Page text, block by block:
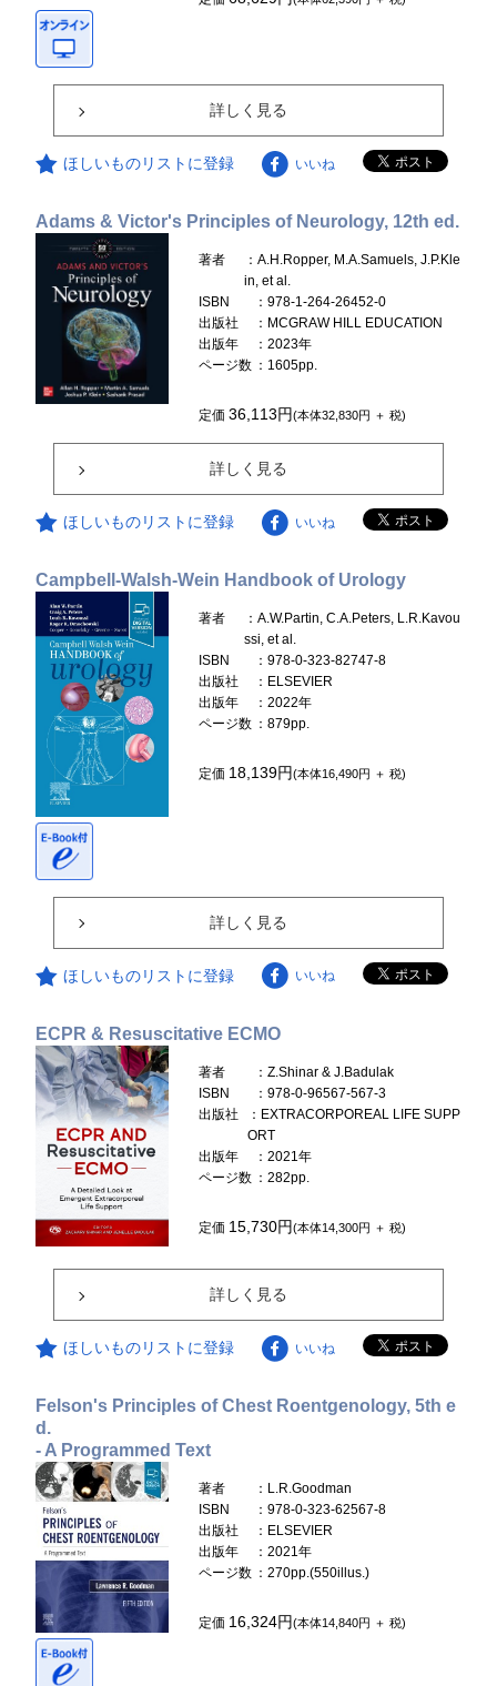
詳しく見る
ほしいものリストに登録 いいね
Adams & Victor's Principles of Neurology, 12th ed.
著者
：A.H.Ropper, M.A.Samuels, J.P.Kle
in, et al.
ISBN
：978-1-264-26452-0
出版社
：MCGRAW HILL EDUCATION
出版年
：2023年
ページ数 ：1605pp.
定価36,113円(本体32,830円 ＋ 税)
詳しく見る
ほしいものリストに登録 いいね
Campbell-Walsh-Wein Handbook of Urology
著者
：A.W.Partin, C.A.Peters, L.R.Kavou
ssi, et al.
ISBN
：978-0-323-82747-8
出版社
：ELSEVIER
出版年
：2022年
ページ数 ：879pp.
定価 18,139円(本体16,490円 ＋ 税)
詳しく見る
ほしいものリストに登録 いいね
ECPR & Resuscitative ECMO
著者
：Z.Shinar & J.Badulak
ISBN
：978-0-96567-567-3
出版社
：EXTRACORPOREAL LIFE SUPP
ORT
出版年
：2021年
ページ数 ：282pp.
定価 15,730円(本体14,300円 ＋ 税)
詳しく見る
ほしいものリストに登録 いいね
Felson's Principles of Chest Roentgenology, 5th e
d.
- A Programmed Text
著者
：L.R.Goodman
ISBN
：978-0-323-62567-8
出版社
：ELSEVIER
出版年
：2021年
ページ数 ：270pp.(550illus.)
定価 16,324円(本体14,840円 ＋ 税)